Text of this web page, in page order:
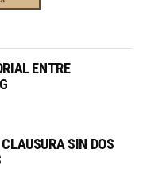
ENTRE
SIN DOS